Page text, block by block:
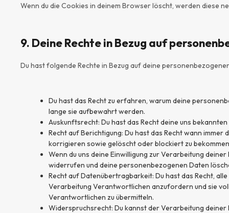
Wenn du die Cookies in deinem Browser löscht, werden diese
9. Deine Rechte in Bezug auf
Du hast folgende Rechte in Bezug auf deine
Du hast das Recht zu erfahren, warum deine
lange sie aufbewahrt werden.
Auskunftsrecht: Du hast das Recht deine uns
Recht auf Berichtigung: Du hast das Recht wann
korrigieren sowie gelöscht oder blockiert zu
Wenn du uns deine Einwilligung zur Verarbeitung
widerrufen und deine personenbezogenen Daten
Recht auf Datenübertragbarkeit: Du hast das Recht,
Verarbeitung Verantwortlichen anzufordern und sie
Verantwortlichen zu übermitteln.
Widerspruchsrecht: Du kannst der Verarbeitung